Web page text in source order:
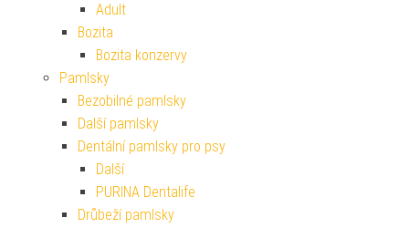
Adult
Bozita
Bozita konzervy
Pamlsky
Bezobilné pamlsky
Další pamlsky
Dentální pamlsky pro psy
Další
PURINA Dentalife
Drůbeží pamlsky